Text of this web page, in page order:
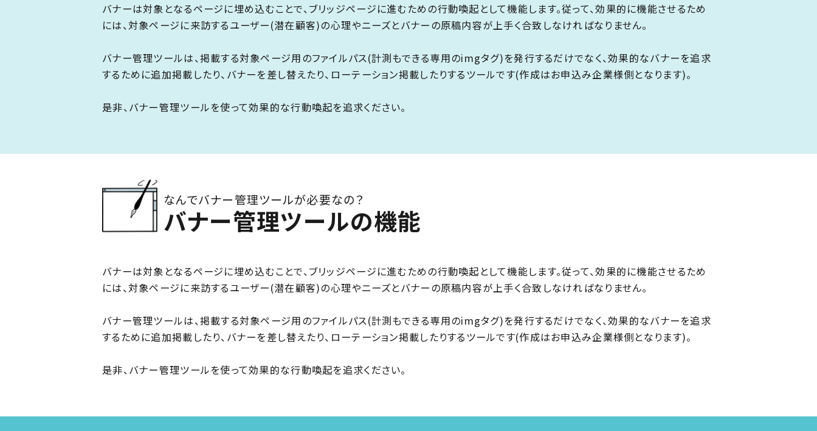
バナーは対象となるページに埋め込むことで、ブリッジページに進むための行動喚起として機能します。従って、効果的に機能させるため
には、対象ページに来訪するユーザー(潜在顧客)の心理やニーズとバナーの原稿内容が上手く合致しなければなりません。
バナー管理ツールは、掲載する対象ページ用のファイルパス(計測もできる専用のimgタグ)を発行するだけでなく、効果的なバナーを追求
するために追加掲載したり、バナーを差し替えたり、ローテーション掲載したりするツールです(作成はお申込み企業様側となります)。
是非、バナー管理ツールを使って効果的な行動喚起を追求ください。
なんでバナー管理ツールが必要なの？
バナー管理ツールの機能
バナーは対象となるページに埋め込むことで、ブリッジページに進むための行動喚起として機能します。従って、効果的に機能させるため
には、対象ページに来訪するユーザー(潜在顧客)の心理やニーズとバナーの原稿内容が上手く合致しなければなりません。
バナー管理ツールは、掲載する対象ページ用のファイルパス(計測もできる専用のimgタグ)を発行するだけでなく、効果的なバナーを追求
するために追加掲載したり、バナーを差し替えたり、ローテーション掲載したりするツールです(作成はお申込み企業様側となります)。
是非、バナー管理ツールを使って効果的な行動喚起を追求ください。